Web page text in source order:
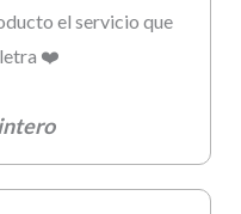
el servicio que
❤️